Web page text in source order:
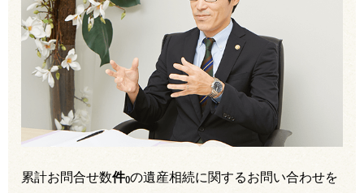
累計お問合せ数件()の遺産相続に関するお問い合わせを